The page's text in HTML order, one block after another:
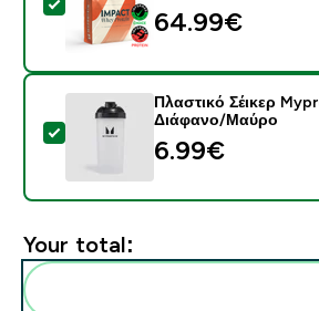
Select this product - Πρωτεΐνη
64.99€‎
Select this product -
Πλαστικό Σέικερ
Διάφανο/Μαύρο
6.99€‎
Your total: